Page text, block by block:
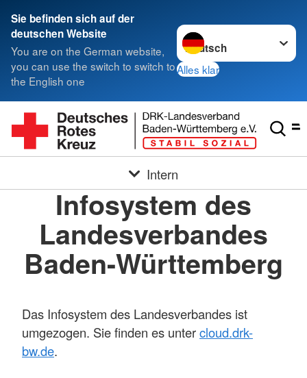
Sie befinden sich auf der
deutschen Website
You are on the German website,
you can use the switch to switch to
the English one
Sprache wechseln zu
Alles klar
Intern
Infosystem des
Landesverbandes
Baden-Württemberg
Das Infosystem des Landesverbandes ist
umgezogen. Sie finden es untercloud.drk-
bw.de.